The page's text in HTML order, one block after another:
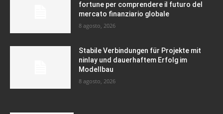
fortune per comprendere il futuro del
mercato finanziario globale
8 agosto, 2026
Stabile Verbindungen für Projekte mit
ninlay und dauerhaftem Erfolg im
Modellbau
8 agosto, 2026